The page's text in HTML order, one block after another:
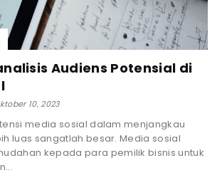
Audiens Potensial di
10, 2023
media sosial dalam menjangkau
luas sangatlah besar. Media sosial
kepada para pemilik bisnis untuk